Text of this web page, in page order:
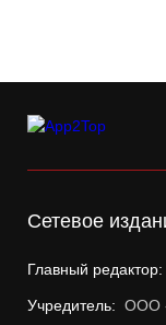
Сетевое
Главный редактор:
Учредитель: ООО